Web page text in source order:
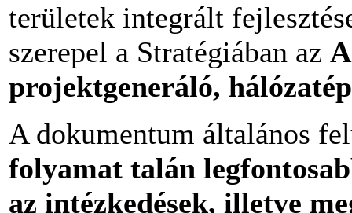
területek integrált
szerepel a Stratégiában az
projektgeneráló,
A dokumentum általános
folyamat talán
az intézkedések, illetve